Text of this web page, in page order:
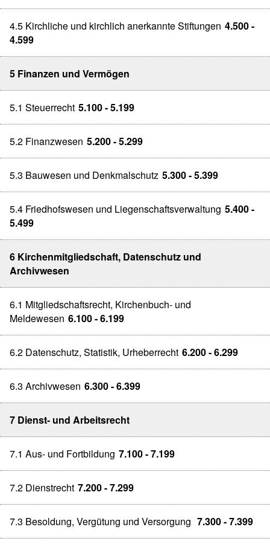
4.5 Kirchliche und kirchlich anerkannte Stiftungen 4.500 -
4.599
5 Finanzen und Vermögen
5.1 Steuerrecht 5.100 - 5.199
5.2 Finanzwesen 5.200 - 5.299
5.3 Bauwesen und Denkmalschutz 5.300 - 5.399
5.4 Friedhofswesen und Liegenschaftsverwaltung 5.400 -
5.499
6 Kirchenmitgliedschaft, Datenschutz und
Archivwesen
6.1 Mitgliedschaftsrecht, Kirchenbuch- und
Meldewesen 6.100 - 6.199
6.2 Datenschutz, Statistik, Urheberrecht 6.200 - 6.299
6.3 Archivwesen 6.300 - 6.399
7 Dienst- und Arbeitsrecht
7.1 Aus- und Fortbildung 7.100 - 7.199
7.2 Dienstrecht 7.200 - 7.299
7.3 Besoldung, Vergütung und Versorgung 7.300 - 7.399